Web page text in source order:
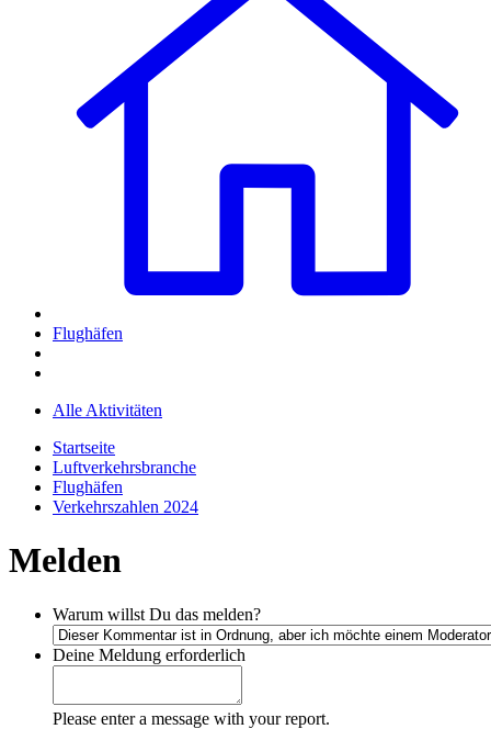
Flughäfen
Alle Aktivitäten
Startseite
Luftverkehrsbranche
Flughäfen
Verkehrszahlen 2024
Melden
Warum willst Du das melden?
Deine Meldung erforderlich
Please enter a message with your report.